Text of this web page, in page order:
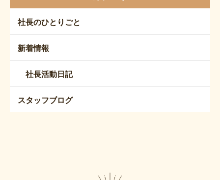
社長のひとりごと
新着情報
社長活動日記
スタッフブログ